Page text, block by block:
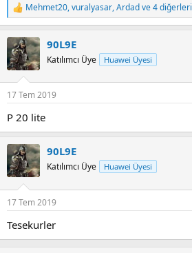
T
e
k
i
l
:
Mehmet20,vuralyasar,Ardadve 4 diğerleri
90L9E
Katılımcı Üye Huawei Üyesi
17 Tem 2019
P 20 lite
90L9E
Katılımcı Üye Huawei Üyesi
17 Tem 2019
Tesekurler